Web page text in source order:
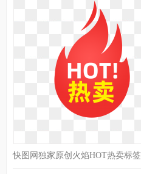
快图网独家原创火焰HOT热卖标签